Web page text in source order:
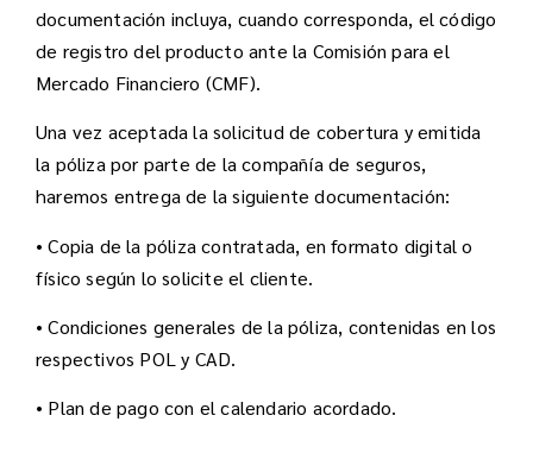
documentación incluya, cuando corresponda, el código
de registro del producto ante la Comisión para el
Mercado Financiero (CMF).
Una vez aceptada la solicitud de cobertura y emitida
la póliza por parte de la compañía de seguros,
haremos entrega de la siguiente documentación:
• Copia de la póliza contratada, en formato digital o
físico según lo solicite el cliente.
• Condiciones generales de la póliza, contenidas en los
respectivos POL y CAD.
• Plan de pago con el calendario acordado.